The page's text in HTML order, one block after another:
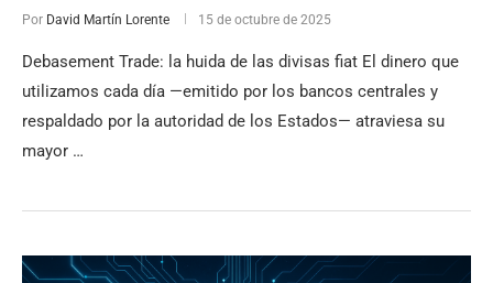
Por David Martín Lorente 15 de octubre de 2025
Debasement Trade: la huida de las divisas fiat El dinero que
utilizamos cada día —emitido por los bancos centrales y
respaldado por la autoridad de los Estados— atraviesa su
mayor …